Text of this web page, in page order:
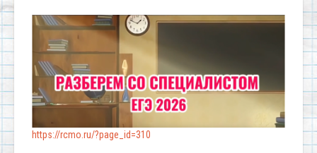
https://rcmo.ru/?page_id=310